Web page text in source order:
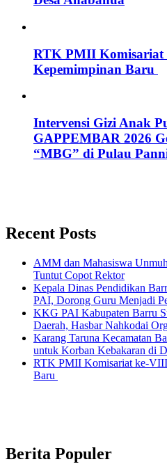
RTK PMII
Kepemimpinan Baru
Intervensi Gizi Anak
GAPPEMBAR 2026
“MBG” di Pulau
Recent Posts
AMM dan Mahasiswa
Tuntut Copot Rektor
Kepala Dinas Pendidikan
PAI, Dorong Guru Menjadi
KKG PAI Kabupaten Barru
Daerah, Hasbar Nahkodai
Karang Taruna Kecamatan
untuk Korban Kebakaran di
RTK PMII Komisariat ke-
Baru
Berita Populer